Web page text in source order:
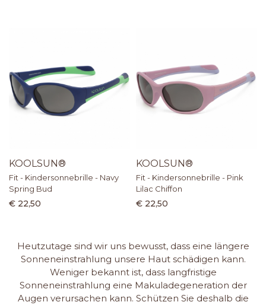
KOOLSUN®
Fit - Kindersonnebrille - Navy
Spring Bud
€ 22,50
KOOLSUN®
Fit - Kindersonnebrille - Pink
Lilac Chiffon
€ 22,50
Heutzutage sind wir uns bewusst, dass eine längere
Sonneneinstrahlung unsere Haut schädigen kann.
Weniger bekannt ist, dass langfristige
Sonneneinstrahlung eine Makuladegeneration der
Augen verursachen kann. Schützen Sie deshalb die